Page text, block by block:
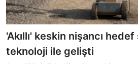
'Akıllı' keskin nişancı hedef
teknoloji ile gelişti